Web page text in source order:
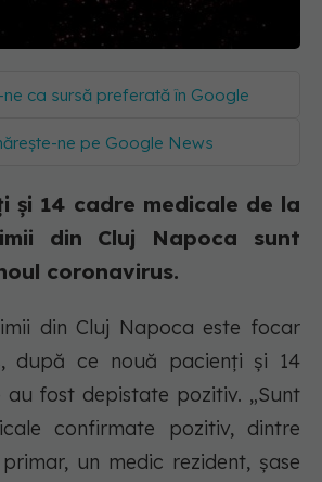
ca sursă preferată în Google
ne pe Google News
și 14 cadre medicale de la
din Cluj Napoca sunt
coronavirus.
din Cluj Napoca este focar
după ce nouă pacienți și 14
au fost depistate pozitiv. „Sunt
confirmate pozitiv, dintre
un medic rezident, şase